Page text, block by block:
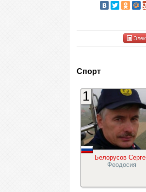
Спорт
Белорусов
Феодосия
1